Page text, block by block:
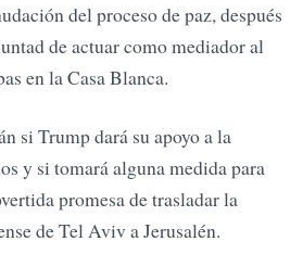
del proceso de paz, después
de actuar como mediador al
en la Casa Blanca.
si Trump dará su apoyo a la
y si tomará alguna medida para
promesa de trasladar la
de Tel Aviv a Jerusalén.